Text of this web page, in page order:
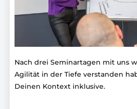
Nach drei Seminartagen mit uns
Agilität in der Tiefe verstanden
Deinen Kontext inklusive.